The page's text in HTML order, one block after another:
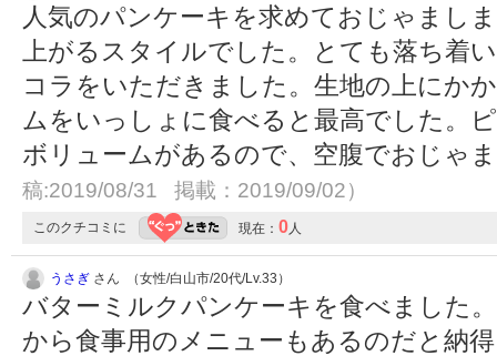
人気のパンケーキを求めておじゃまし
上がるスタイルでした。とても落ち着
コラをいただきました。生地の上にか
ムをいっしょに食べると最高でした。
ボリュームがあるので、空腹でおじゃ
稿:2019/08/31 掲載：2019/09/02）
このクチコミに 現在： 0人
うさぎ さん （女性/白山市/20代/Lv.33）
バターミルクパンケーキを食べました
から食事用のメニューもあるのだと納